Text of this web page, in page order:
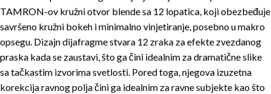
TAMRON-ov kružni otvor blende sa 12 lopatica, koji obezbeđuje
savršeno kružni bokeh i minimalno vinjetiranje, posebno u makro
opsegu. Dizajn dijafragme stvara 12 zraka za efekte zvezdanog
praska kada se zaustavi, što ga čini idealnim za dramatične slike
sa tačkastim izvorima svetlosti. Pored toga, njegova izuzetna
korekcija ravnog polja čini ga idealnim za ravne subjekte kao što